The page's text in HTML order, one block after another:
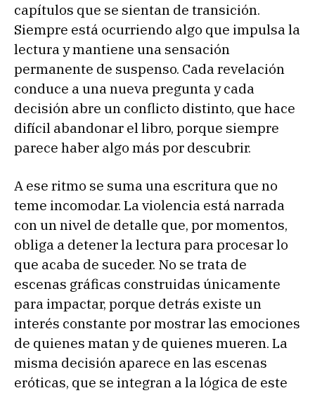
capítulos que se sientan de transición.
Siempre está ocurriendo algo que impulsa la
lectura y mantiene una sensación
permanente de suspenso. Cada revelación
conduce a una nueva pregunta y cada
decisión abre un conflicto distinto, que hace
difícil abandonar el libro, porque siempre
parece haber algo más por descubrir.
A ese ritmo se suma una escritura que no
teme incomodar. La violencia está narrada
con un nivel de detalle que, por momentos,
obliga a detener la lectura para procesar lo
que acaba de suceder. No se trata de
escenas gráficas construidas únicamente
para impactar, porque detrás existe un
interés constante por mostrar las emociones
de quienes matan y de quienes mueren. La
misma decisión aparece en las escenas
eróticas, que se integran a la lógica de este